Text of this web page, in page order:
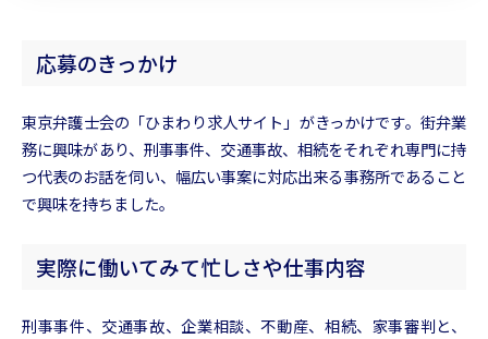
応募のきっかけ
東京弁護士会の「ひまわり求人サイト」がきっかけです。街弁業
務に興味があり、刑事事件、交通事故、相続をそれぞれ専門に持
つ代表のお話を伺い、幅広い事案に対応出来る事務所であること
で興味を持ちました。
実際に働いてみて忙しさや仕事内容
刑事事件、交通事故、企業相談、不動産、相続、家事審判と、